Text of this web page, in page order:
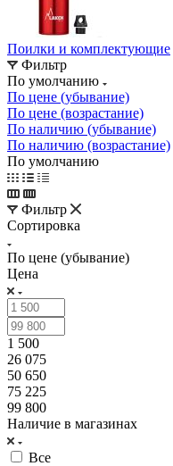
Поилки и комплектующие
Фильтр
По умолчанию
По цене (убывание)
По цене (возрастание)
По наличию (убывание)
По наличию (возрастание)
По умолчанию
Фильтр
Сортировка
По цене (убывание)
Цена
1 500
26 075
50 650
75 225
99 800
Наличие в магазинах
Все